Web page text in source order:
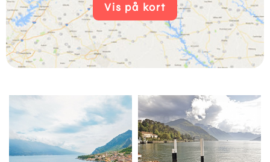
Vis på kort